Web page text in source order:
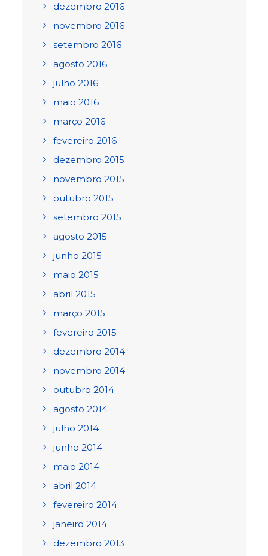
dezembro 2016
novembro 2016
setembro 2016
agosto 2016
julho 2016
maio 2016
março 2016
fevereiro 2016
dezembro 2015
novembro 2015
outubro 2015
setembro 2015
agosto 2015
junho 2015
maio 2015
abril 2015
março 2015
fevereiro 2015
dezembro 2014
novembro 2014
outubro 2014
agosto 2014
julho 2014
junho 2014
maio 2014
abril 2014
fevereiro 2014
janeiro 2014
dezembro 2013